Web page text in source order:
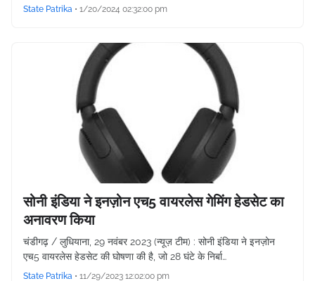
State Patrika • 1/20/2024 02:32:00 pm
सोनी इंडिया ने इनज़ोन एच5 वायरलेस गेमिंग हेडसेट का
अनावरण किया
चंडीगढ़ / लुधियाना, 29 नवंबर 2023 (न्यूज़ टीम) : सोनी इंडिया ने इनज़ोन
एच5 वायरलेस हेडसेट की घोषणा की है, जो 28 घंटे के निर्बा…
State Patrika • 11/29/2023 12:02:00 pm